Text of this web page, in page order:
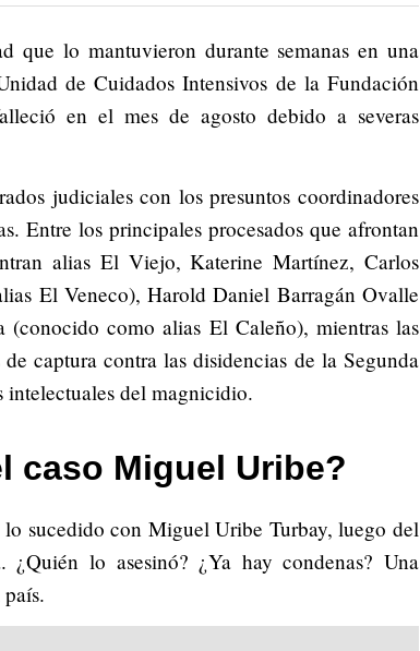
que lo mantuvieron durante semanas en una
de Cuidados Intensivos de la Fundación
en el mes de agosto debido a severas
judiciales con los presuntos coordinadores
Entre los principales procesados que afrontan
alias El Viejo, Katerine Martínez, Carlos
El Veneco), Harold Daniel Barragán Ovalle
como alias El Caleño), mientras las
captura contra las disidencias de la Segunda
intelectuales del magnicidio.
caso Miguel Uribe?
sucedido con Miguel Uribe Turbay, luego del
lo asesinó? ¿Ya hay condenas? Una